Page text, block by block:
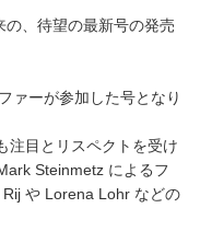
、待望の最新号の発売
ァーが参加した号となり
注目とリスペクトを受け
Steinmetz によるフ
や Lorena Lohr などの